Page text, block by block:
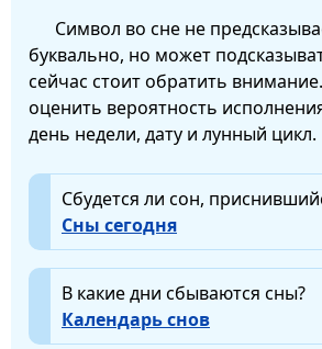
Символ во сне не
буквально, но может
сейчас стоит обратить
оценить вероятность
день недели, дату и лунный цикл.
Сбудется ли сон,
Сны сегодня
В какие дни сбываются сны?
Календарь снов